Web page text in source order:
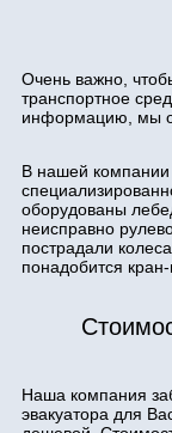
Очень важно,
транспортное
информацию, мы
В нашей
оборудованы
неисправно
пострадали
понадобится
Наша компания
эвакуатора для